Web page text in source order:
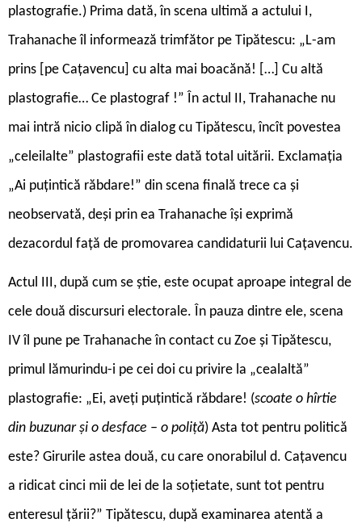
plastografie.) Prima dată, în scena ultimă a actului I,
Trahanache îl informează trimfător pe Tipătescu: „L-am
prins [pe Cațavencu] cu alta mai boacănă! […] Cu altă
plastografie… Ce plastograf !” În actul II, Trahanache nu
mai intră nicio clipă în dialog cu Tipătescu, încît povestea
„celeilalte” plastografii este dată total uitării. Exclamația
„Ai puțintică răbdare!” din scena finală trece ca și
neobservată, deși prin ea Trahanache își exprimă
dezacordul față de promovarea candidaturii lui Cațavencu.
Actul III, după cum se știe, este ocupat aproape integral de
cele două discursuri electorale. În pauza dintre ele, scena
IV îl pune pe Trahanache în contact cu Zoe și Tipătescu,
primul lămurindu-i pe cei doi cu privire la „cealaltă”
plastografie: „Ei, aveți puțintică răbdare! (scoate o hîrtie
din buzunar și o desface – o poliță) Asta tot pentru politică
este? Girurile astea două, cu care onorabilul d. Cațavencu
a ridicat cinci mii de lei de la soțietate, sunt tot pentru
enteresul țării?” Tipă­tescu, după examinarea atentă a